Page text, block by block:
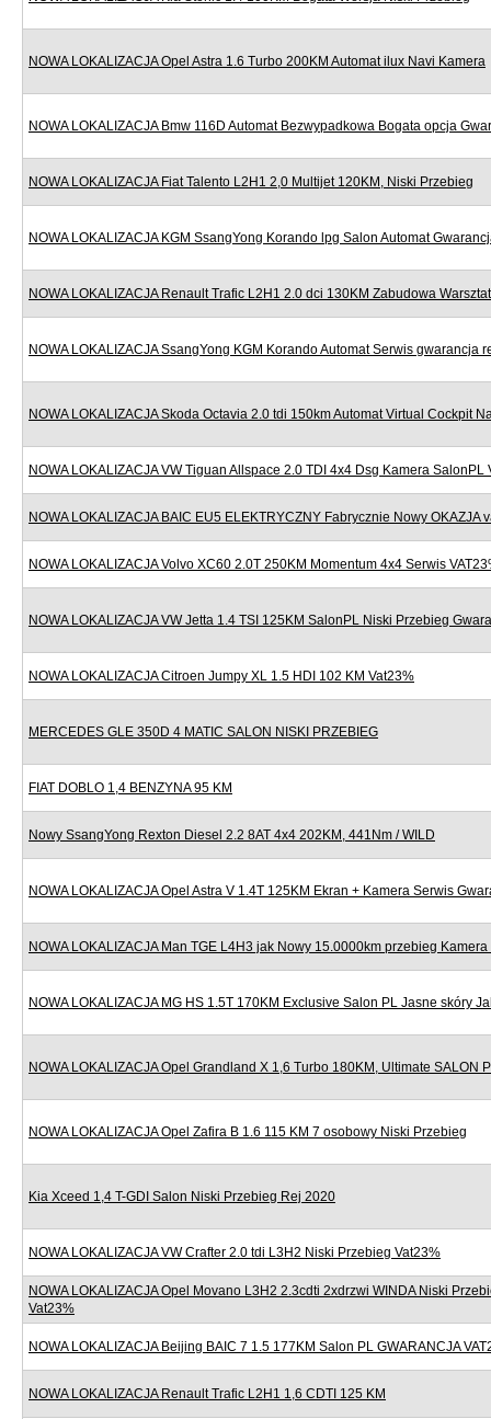
NOWA LOKALIZACJA Opel Astra 1.6 Turbo 200KM Automat ilux Navi Kamera
NOWA LOKALIZACJA Bmw 116D Automat Bezwypadkowa Bogata opcja
NOWA LOKALIZACJA Fiat Talento L2H1 2,0 Multijet 120KM, Niski Przebieg
NOWA LOKALIZACJA KGM SsangYong Korando lpg Salon Automat
NOWA LOKALIZACJA Renault Trafic L2H1 2.0 dci 130KM Zabudowa
NOWA LOKALIZACJA SsangYong KGM Korando Automat Serwis gwarancja
NOWA LOKALIZACJA Skoda Octavia 2.0 tdi 150km Automat Virtual Cockpit
NOWA LOKALIZACJA VW Tiguan Allspace 2.0 TDI 4x4 Dsg Kamera SalonPL
NOWA LOKALIZACJA BAIC EU5 ELEKTRYCZNY Fabrycznie Nowy OKAZJA
NOWA LOKALIZACJA Volvo XC60 2.0T 250KM Momentum 4x4 Serwis
NOWA LOKALIZACJA VW Jetta 1.4 TSI 125KM SalonPL Niski Przebieg
NOWA LOKALIZACJA Citroen Jumpy XL 1.5 HDI 102 KM Vat23%
MERCEDES GLE 350D 4 MATIC SALON NISKI PRZEBIEG
FIAT DOBLO 1,4 BENZYNA 95 KM
Nowy SsangYong Rexton Diesel 2.2 8AT 4x4 202KM, 441Nm / WILD
NOWA LOKALIZACJA Opel Astra V 1.4T 125KM Ekran + Kamera Serwis
NOWA LOKALIZACJA Man TGE L4H3 jak Nowy 15.0000km przebieg Kamera
NOWA LOKALIZACJA MG HS 1.5T 170KM Exclusive Salon PL Jasne skóry
NOWA LOKALIZACJA Opel Grandland X 1,6 Turbo 180KM, Ultimate SALON
NOWA LOKALIZACJA Opel Zafira B 1.6 115 KM 7 osobowy Niski Przebieg
Kia Xceed 1,4 T-GDI Salon Niski Przebieg Rej 2020
NOWA LOKALIZACJA VW Crafter 2.0 tdi L3H2 Niski Przebieg Vat23%
NOWA LOKALIZACJA Opel Movano L3H2 2.3cdti 2xdrzwi WINDA Niski
Vat23%
NOWA LOKALIZACJA Beijing BAIC 7 1.5 177KM Salon PL GWARANCJA
NOWA LOKALIZACJA Renault Trafic L2H1 1,6 CDTI 125 KM